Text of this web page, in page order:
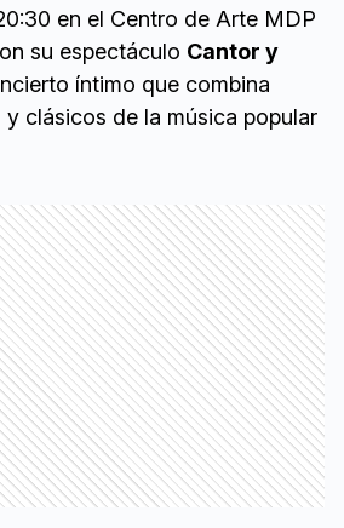
en el Centro de Arte MDP
su espectáculo Cantor y
íntimo que combina
clásicos de la música popular